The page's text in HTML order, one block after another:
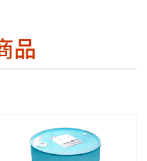
品